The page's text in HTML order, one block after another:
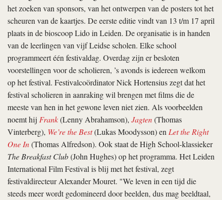
het zoeken van sponsors, van het ontwerpen van de posters tot het
scheuren van de kaartjes. De eerste editie vindt van 13 t/m 17 april
plaats in de bioscoop Lido in Leiden. De organisatie is in handen
van de leerlingen van vijf Leidse scholen. Elke school
programmeert één festivaldag. Overdag zijn er besloten
voorstellingen voor de scholieren, ’s avonds is iedereen welkom
op het festival. Festivalcoördinator Nick Hortensius zegt dat het
festival scholieren in aanraking wil brengen met films die de
meeste van hen in het gewone leven niet zien. Als voorbeelden
noemt hij Frank(Lenny Abraham­son), Jagten(Thomas
Vinterberg), We’re the Best(Lukas Moodysson) enLet the Right
One In(Thomas Alfredson). Ook staat de High School-klassieker
The Breakfast Club(John Hughes) op het programma. Het Leiden
International Film Festival is blij met het festival, zegt
festivaldirecteur Alexander Mouret. "We leven in een tijd die
steeds meer wordt gedomineerd door beelden, dus mag beeldtaal,